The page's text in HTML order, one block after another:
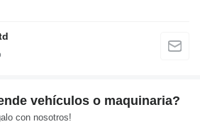
vehículos o maquinaria?
con nosotros!